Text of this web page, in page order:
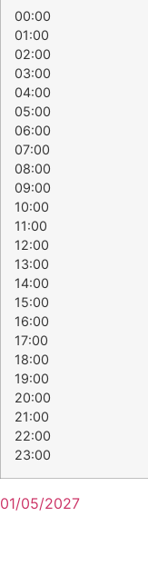
00:00
01:00
02:00
03:00
04:00
05:00
06:00
07:00
08:00
09:00
10:00
11:00
12:00
13:00
14:00
15:00
16:00
17:00
18:00
19:00
20:00
21:00
22:00
23:00
01/05/2027